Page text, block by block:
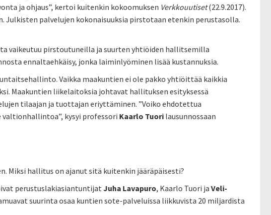
ja ohjaus”, kertoi kuitenkin kokoomuksen Verkkouutiset(22.9.2017).
palvelujen kokonaisuuksia pirstotaan etenkin perustasolla.
vaikeutuu pirstoutuneilla ja suurten yhtiöiden hallitsemilla
ennaltaehkäisy, jonka laiminlyöminen lisää kustannuksia.
Vaikka maakuntien ei ole pakko yhtiöittää kaikkia
Maakuntien liikelaitoksia johtavat hallituksen esityksessä
tilaajan ja tuottajan eriyttäminen. ”Voiko ehdotettua
kysyi professori Kaarlo Tuori lausunnossaan
Miksi hallitus on ajanut sitä kuitenkin jääräpäisesti?
perustuslakiasiantuntijatJuha Lavapuro, Kaarlo Tuori ja Veli-
suurinta osaa kuntien sote-palveluissa liikkuvista 20 miljardista